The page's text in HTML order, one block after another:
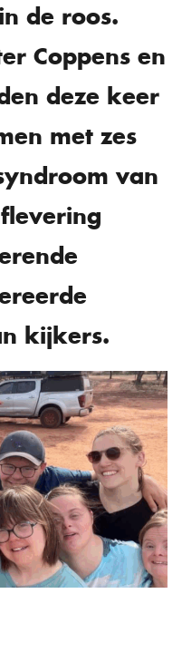
de roos.
Coppens en
deze keer
met zes
van
kijkers.